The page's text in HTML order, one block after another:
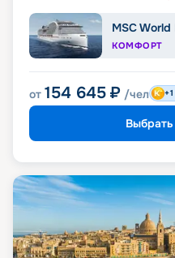
MSC World
КОМФОРТ
от 154 645 ₽ /чел